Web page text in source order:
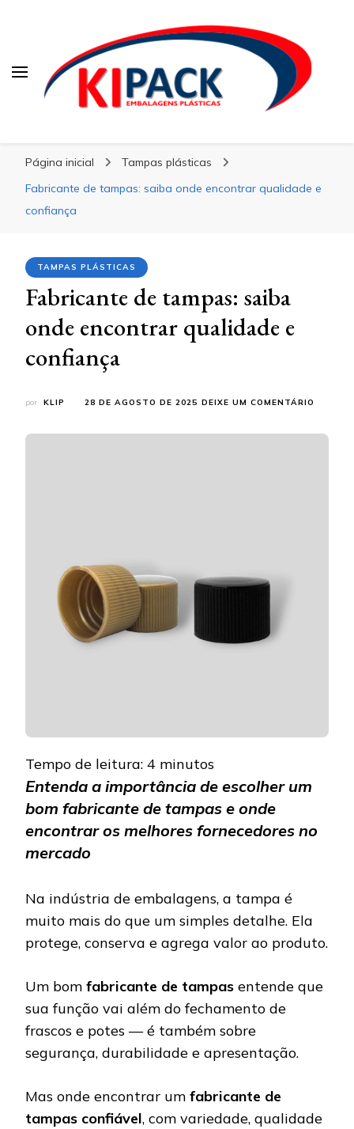
Página inicial
Tampas plásticas
Fabricante de tampas: saiba onde encontrar qualidade e
confiança
TAMPAS PLÁSTICAS
Fabricante de tampas: saiba
onde encontrar qualidade e
confiança
por KLIP 28 DE AGOSTO DE 2025 DEIXE UM COMENTÁRIO
Tempo de leitura: 4 minutos
Entenda a importância de escolher um
bom fabricante de tampas e onde
encontrar os melhores fornecedores no
mercado
Na indústria de embalagens, a tampa é
muito mais do que um simples detalhe. Ela
protege, conserva e agrega valor ao produto.
Um bom fabricante de tampas entende que
sua função vai além do fechamento de
frascos e potes — é também sobre
segurança, durabilidade e apresentação.
Mas onde encontrar um fabricante de
tampas confiável, com variedade, qualidade